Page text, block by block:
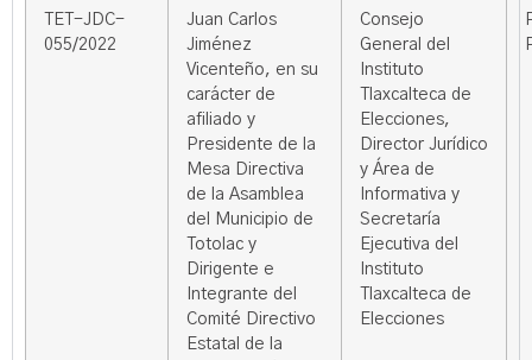
TET-JDC-
055/2022
Juan Carlos
Jiménez
Vicenteño, en su
carácter de
afiliado y
Presidente de la
Mesa Directiva
de la Asamblea
del Municipio de
Totolac y
Dirigente e
Integrante del
Comité Directivo
Estatal de la
Consejo
General del
Instituto
Tlaxcalteca de
Elecciones,
Director Jurídico
y Área de
Informativa y
Secretaría
Ejecutiva del
Instituto
Tlaxcalteca de
Elecciones